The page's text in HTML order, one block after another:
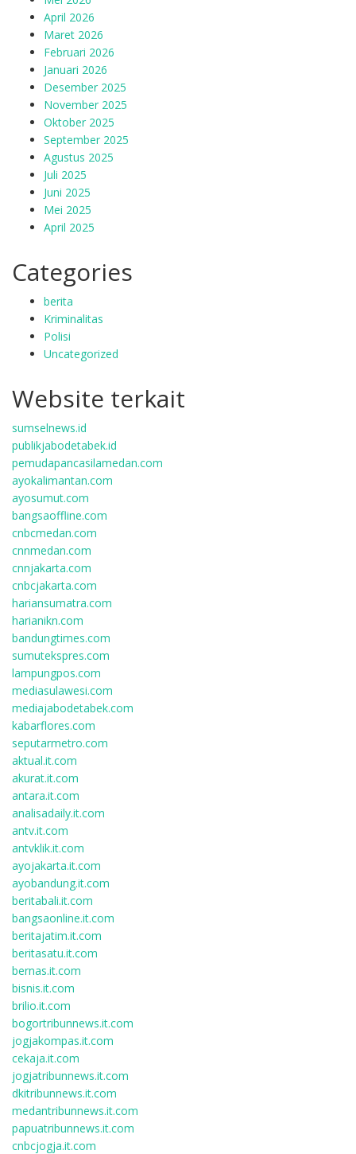
April 2026
Maret 2026
Februari 2026
Januari 2026
Desember 2025
November 2025
Oktober 2025
September 2025
Agustus 2025
Juli 2025
Juni 2025
Mei 2025
April 2025
Categories
berita
Kriminalitas
Polisi
Uncategorized
Website terkait
sumselnews.id
publikjabodetabek.id
pemudapancasilamedan.com
ayokalimantan.com
ayosumut.com
bangsaoffline.com
cnbcmedan.com
cnnmedan.com
cnnjakarta.com
cnbcjakarta.com
hariansumatra.com
harianikn.com
bandungtimes.com
sumutekspres.com
lampungpos.com
mediasulawesi.com
mediajabodetabek.com
kabarflores.com
seputarmetro.com
aktual.it.com
akurat.it.com
antara.it.com
analisadaily.it.com
antv.it.com
antvklik.it.com
ayojakarta.it.com
ayobandung.it.com
beritabali.it.com
bangsaonline.it.com
beritajatim.it.com
beritasatu.it.com
bernas.it.com
bisnis.it.com
brilio.it.com
bogortribunnews.it.com
jogjakompas.it.com
cekaja.it.com
jogjatribunnews.it.com
dkitribunnews.it.com
medantribunnews.it.com
papuatribunnews.it.com
cnbcjogja.it.com